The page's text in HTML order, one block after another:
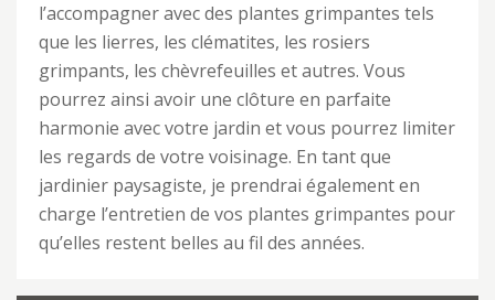
l’accompagner avec des plantes grimpantes tels
que les lierres, les clématites, les rosiers
grimpants, les chèvrefeuilles et autres. Vous
pourrez ainsi avoir une clôture en parfaite
harmonie avec votre jardin et vous pourrez limiter
les regards de votre voisinage. En tant que
jardinier paysagiste, je prendrai également en
charge l’entretien de vos plantes grimpantes pour
qu’elles restent belles au fil des années.